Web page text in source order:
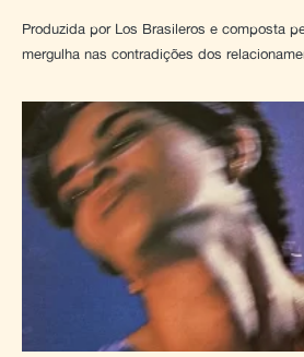
Produzida por Los Brasileros e composta
mergulha nas contradições dos